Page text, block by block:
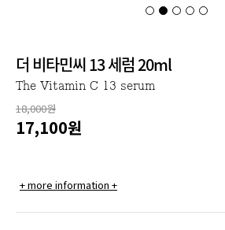
더 비타민씨 13 세럼 20ml
The Vitamin C 13 serum
18,000원
17,100원
+ more information +